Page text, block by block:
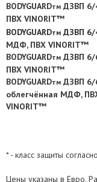
BODYGUARDтм ДЗВП
ПВХ VINORIT™
BODYGUARDтм ДЗВП 6/
МДФ, ПВХ VINORIT™
BODYGUARDтм ДЗВП
ПВХ VINORIT™
BODYGUARDтм ДЗВП 6/
облегчённая МДФ,
VINORIT™
* - класс защиты
Цены указаны в Евро.